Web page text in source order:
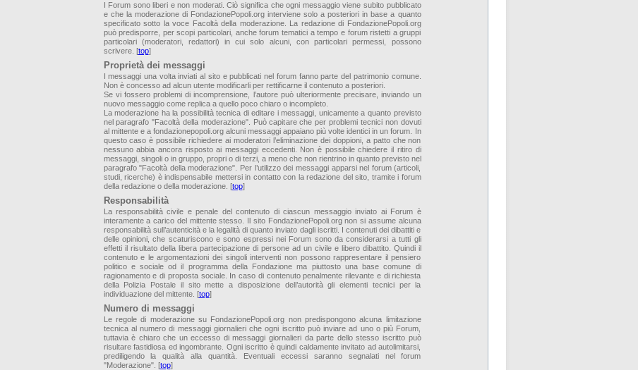
I Forum sono liberi e non moderati. Ciò significa che ogni messaggio viene subito pubblicato
e che la moderazione di FondazionePopoli.org interviene solo a posteriori in base a quanto
specificato sotto la voce Facoltà della moderazione. La redazione di FondazionePopoli.org
può predisporre, per scopi particolari, anche forum tematici a tempo e forum ristetti a gruppi
particolari (moderatori, redattori) in cui solo alcuni, con particolari permessi, possono
scrivere. [top]
Proprietà dei messaggi
I messaggi una volta inviati al sito e pubblicati nel forum fanno parte del patrimonio comune.
Non è concesso ad alcun utente modificarli per rettificarne il contenuto a posteriori.
Se vi fossero problemi di incomprensione, l’autore può ulteriormente precisare, inviando un
nuovo messaggio come replica a quello poco chiaro o incompleto.
La moderazione ha la possibilità tecnica di editare i messaggi, unicamente a quanto previsto
nel paragrafo "Facoltà della moderazione". Può capitare che per problemi tecnici non dovuti
al mittente e a fondazionepopoli.org alcuni messaggi appaiano più volte identici in un forum. In
questo caso è possibile richiedere ai moderatori l’eliminazione dei doppioni, a patto che non
nessuno abbia ancora risposto ai messaggi eccedenti. Non è possibile chiedere il ritiro di
messaggi, singoli o in gruppo, propri o di terzi, a meno che non rientrino in quanto previsto nel
paragrafo "Facoltà della moderazione". Per l’utilizzo dei messaggi apparsi nel forum (articoli,
studi, ricerche) è indispensabile mettersi in contatto con la redazione del sito, tramite i forum
della redazione o della moderazione. [top]
Responsabilità
La responsabilità civile e penale del contenuto di ciascun messaggio inviato ai Forum è
interamente a carico del mittente stesso. Il sito FondazionePopoli.org non si assume alcuna
responsabilità sull’autenticità e la legalità di quanto inviato dagli iscritti. I contenuti dei dibattiti e
delle opinioni, che scaturiscono e sono espressi nei Forum sono da considerarsi a tutti gli
effetti il risultato della libera partecipazione di persone ad un civile e libero dibattito. Quindi il
contenuto e le argomentazioni dei singoli interventi non possono rappresentare il pensiero
politico e sociale od il programma della Fondazione ma piuttosto una base comune di
ragionamento e di proposta sociale. In caso di contenuto penalmente rilevante e di richiesta
della Polizia Postale il sito mette a disposizione dell’autorità gli elementi tecnici per la
individuazione del mittente. [top]
Numero di messaggi
Le regole di moderazione su FondazionePopoli.org non predispongono alcuna limitazione
tecnica al numero di messaggi giornalieri che ogni iscritto può inviare ad uno o più Forum,
tuttavia è chiaro che un eccesso di messaggi giornalieri da parte dello stesso iscritto può
risultare fastidiosa ed ingombrante. Ogni iscritto è quindi caldamente invitato ad autolimitarsi,
prediligendo la qualità alla quantità. Eventuali eccessi saranno segnalati nel forum
"Moderazione". [top]